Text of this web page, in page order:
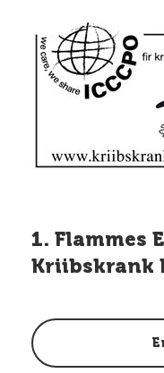
1. Flammes
Kriibskrank